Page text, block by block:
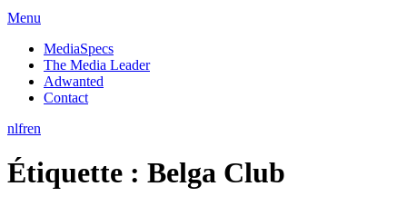
Menu
MediaSpecs
The Media Leader
Adwanted
Contact
nlfren
Étiquette : Belga Club